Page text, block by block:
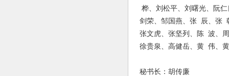
桦、刘松平、刘曙光、阮
剑荣、邹国燕、张 辰、张
张文虎、张坚列、陈 波、
徐贵泉、高健岳、黄 伟、
秘书长：胡传廉